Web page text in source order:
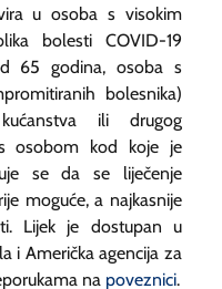
u osoba s visokim
bolesti COVID-19
65 godina, osoba s
bolesnika)
ili drugog
osobom kod koje je
se da se liječenje
moguće, a najkasnije
Lijek je dostupan u
i Američka agencija za
na poveznici.